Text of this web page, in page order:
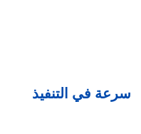
سرعة في التنفيذ